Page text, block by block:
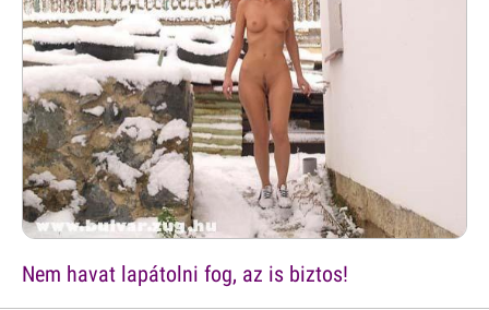
Nem havat lapátolni fog, az is biztos!